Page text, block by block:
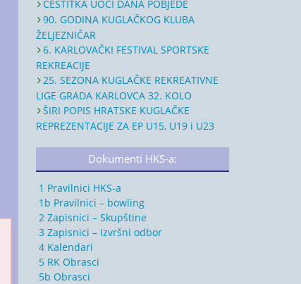
ČESTITKA UOČI DANA POBJEDE
90. GODINA KUGLAČKOG KLUBA
ŽELJEZNIČAR
6. KARLOVAČKI FESTIVAL SPORTSKE
REKREACIJE
25. SEZONA KUGLAČKE REKREATIVNE
LIGE GRADA KARLOVCA 32. KOLO
ŠIRI POPIS HRATSKE KUGLAČKE
REPREZENTACIJE ZA EP U15, U19 i U23
Dokumenti HKS-a:
1 Pravilnici HKS-a
1b Pravilnici – bowling
2 Zapisnici – Skupštine
3 Zapisnici – Izvršni odbor
4 Kalendari
5 RK Obrasci
5b Obrasci